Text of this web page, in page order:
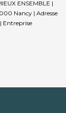
ENSEMBLE |
Nancy | Adresse
| Entreprise